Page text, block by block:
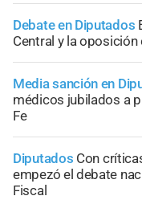
Debate en Diputados
Central y la
Media sanción en
médicos jubilados a
Fe
Diputados Con
empezó el debate
Fiscal